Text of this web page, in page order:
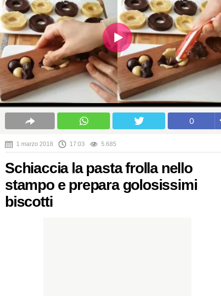
0
1 marzo 2018 17:03 5.685
Schiaccia la pasta frolla nello
stampo e prepara golosissimi
biscotti